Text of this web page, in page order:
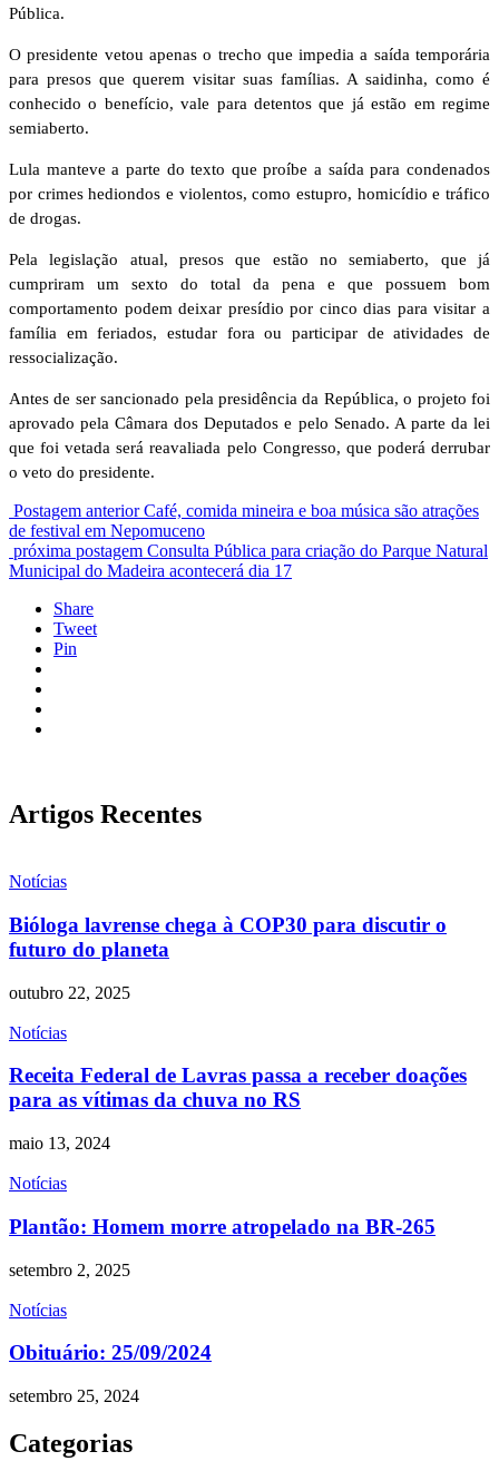
Pública.
O presidente vetou apenas o trecho que impedia a saída temporária
para presos que querem visitar suas famílias. A saidinha, como é
conhecido o benefício, vale para detentos que já estão em regime
semiaberto.
Lula manteve a parte do texto que proíbe a saída para condenados
por crimes hediondos e violentos, como estupro, homicídio e tráfico
de drogas.
Pela legislação atual, presos que estão no semiaberto, que já
cumpriram um sexto do total da pena e que possuem bom
comportamento podem deixar presídio por cinco dias para visitar a
família em feriados, estudar fora ou participar de atividades de
ressocialização.
Antes de ser sancionado pela presidência da República, o projeto foi
aprovado pela Câmara dos Deputados e pelo Senado. A parte da lei
que foi vetada será reavaliada pelo Congresso, que poderá derrubar
o veto do presidente.
Postagem anterior Café, comida mineira e boa música são atrações
de festival em Nepomuceno
próxima postagem Consulta Pública para criação do Parque Natural
Municipal do Madeira acontecerá dia 17
Share
Tweet
Pin
Artigos Recentes
Notícias
Bióloga lavrense chega à COP30 para discutir o
futuro do planeta
outubro 22, 2025
Notícias
Receita Federal de Lavras passa a receber doações
para as vítimas da chuva no RS
maio 13, 2024
Notícias
Plantão: Homem morre atropelado na BR-265
setembro 2, 2025
Notícias
Obituário: 25/09/2024
setembro 25, 2024
Categorias